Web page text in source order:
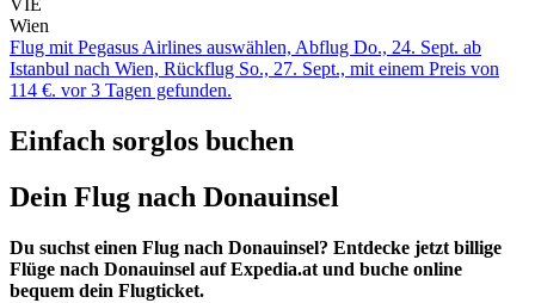
VIE
Wien
Flug mit Pegasus Airlines auswählen, Abflug Do., 24. Sept. ab
Istanbul nach Wien, Rückflug So., 27. Sept., mit einem Preis von
114 €. vor 3 Tagen gefunden.
Einfach sorglos buchen
Dein Flug nach Donauinsel
Du suchst einen Flug nach Donauinsel? Entdecke jetzt billige
Flüge nach Donauinsel auf Expedia.at und buche online
bequem dein Flugticket.